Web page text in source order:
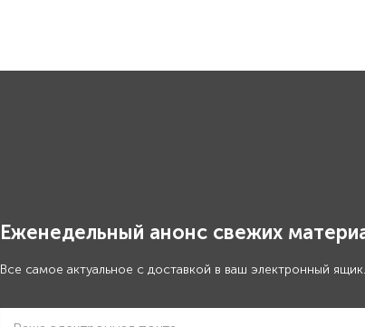
Еженедельный анонс свежих
Все самое актуальное с доставкой в ваш электронный ящик.